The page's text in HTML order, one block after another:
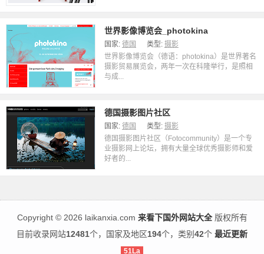
世界影像博览会_photokina
国家: 德国 类型: 摄影
世界影像博览会（德语：photokina）是世界著名
摄影贸易展览会，两年一次在科隆举行，是照相
与成...
德国摄影图片社区
国家: 德国 类型: 摄影
德国摄影图片社区（Fotocommunity）是一个专
业摄影网上论坛，拥有大量全球优秀摄影师和爱
好者的...
Copyright ©2026 laikanxia.com 来看下国外网站大全版权所有
目前收录网站12481个，国家及地区194个，类别 42个 最近更新
51La